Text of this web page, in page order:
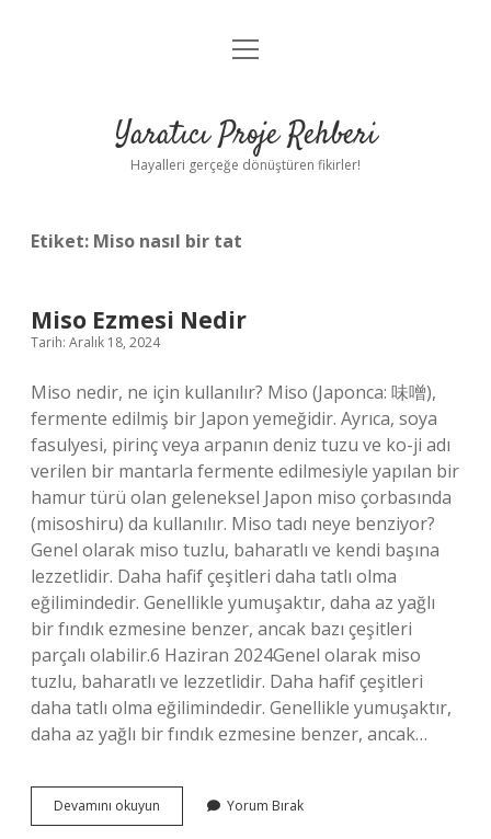
Anasayfa
Yasal Uyarı
menüyü
Yaratıcı Proje Rehberi
Hayalleri gerçeğe dönüştüren fikirler!
Etiket: Miso nasıl bir tat
Miso Ezmesi Nedir
Tarih: Aralık 18, 2024
Miso nedir, ne için kullanılır? Miso (Japonca: 味噌),
fermente edilmiş bir Japon yemeğidir. Ayrıca, soya
fasulyesi, pirinç veya arpanın deniz tuzu ve ko-ji adı
verilen bir mantarla fermente edilmesiyle yapılan bir
hamur türü olan geleneksel Japon miso çorbasında
(misoshiru) da kullanılır. Miso tadı neye benziyor?
Genel olarak miso tuzlu, baharatlı ve kendi başına
lezzetlidir. Daha hafif çeşitleri daha tatlı olma
eğilimindedir. Genellikle yumuşaktır, daha az yağlı
bir fındık ezmesine benzer, ancak bazı çeşitleri
parçalı olabilir.6 Haziran 2024Genel olarak miso
tuzlu, baharatlı ve lezzetlidir. Daha hafif çeşitleri
daha tatlı olma eğilimindedir. Genellikle yumuşaktır,
daha az yağlı bir fındık ezmesine benzer, ancak…
Devamını okuyun
Ezmesi
Yorum Bırak